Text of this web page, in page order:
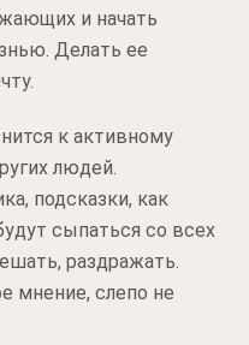
и начать
Делать ее
к активному
людей.
подсказки, как
сыпаться со всех
раздражать.
мнение, слепо не